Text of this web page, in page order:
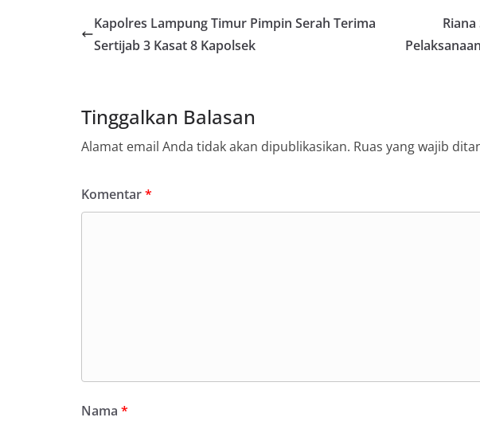
Kapolres Lampung Timur Pimpin Serah Terima
Sertijab 3 Kasat 8 Kapolsek
Tinggalkan Balasan
Alamat email Anda tidak akan dipublikasikan. Ruas yang wajib
Komentar*
Nama *